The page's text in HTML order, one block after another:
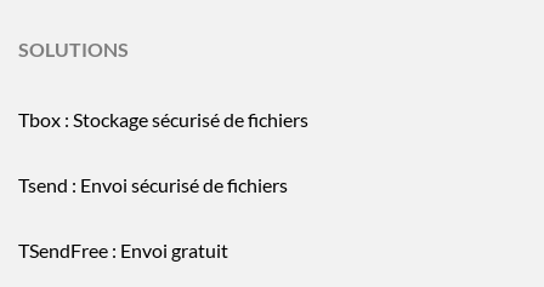
SOLUTIONS
Tbox : Stockage sécurisé de fichiers
Tsend : Envoi sécurisé de fichiers
TSendFree : Envoi gratuit